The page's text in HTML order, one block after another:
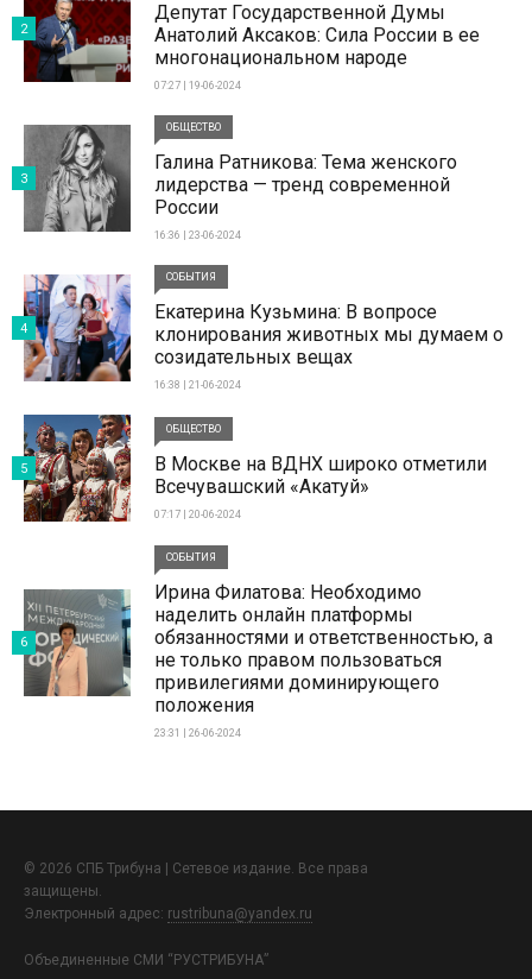
Депутат Государственной Думы
Анатолий Аксаков: Сила России в ее
многонациональном народе
07:27 | 19-06-2024
2
ОБЩЕСТВО
Галина Ратникова: Тема женского
лидерства — тренд современной
России
16:36 | 23-06-2024
3
СОБЫТИЯ
Екатерина Кузьмина: В вопросе
клонирования животных мы думаем о
созидательных вещах
16:38 | 21-06-2024
4
ОБЩЕСТВО
В Москве на ВДНХ широко отметили
Всечувашский «Акатуй»
07:17 | 20-06-2024
5
СОБЫТИЯ
Ирина Филатова: Необходимо
наделить онлайн платформы
обязанностями и ответственностью, а
не только правом пользоваться
привилегиями доминирующего
положения
23:31 | 26-06-2024
6
© 2026 СПБ Трибуна | Сетевое издание. Все права
защищены.
Электронный адрес: rustribuna@yandex.ru
Объединенные СМИ “РУСТРИБУНА”